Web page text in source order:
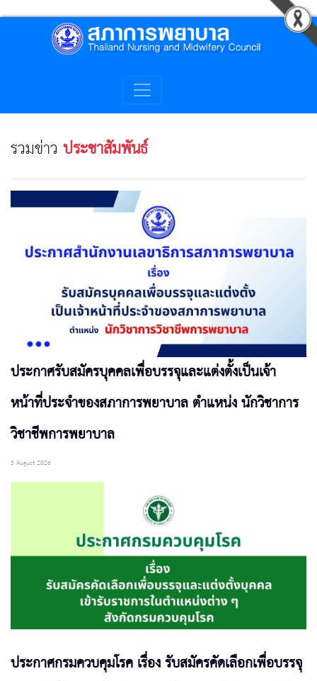
รวมข่าว ประชาสัมพันธ์
ประกาศรับสมัครบุคคลเพื่อบรรจุและแต่งตั้งเป็นเจ้า
หน้าที่ประจำของสภาการพยาบาล ตำแหน่ง นักวิชาการ
วิชาชีพการพยาบาล
3 August 2026
ประกาศกรมควบคุมโรค เรื่อง รับสมัครคัดเลือกเพื่อบรรจุ